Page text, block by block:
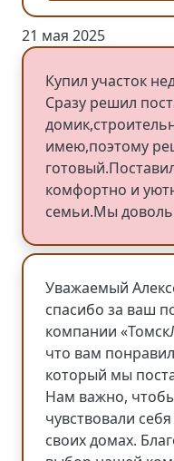
21 мая 2025
Купил участок
Сразу решил
имею,поэтому
комфортно и
семьи.Мы
Уважаемый
спасибо за ваш
компании
что вам
который мы
Нам важно,
чувствовали
своих домах.